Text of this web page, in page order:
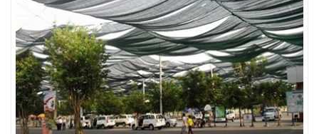
LƯỚI PHƠI NÔNG SẢN